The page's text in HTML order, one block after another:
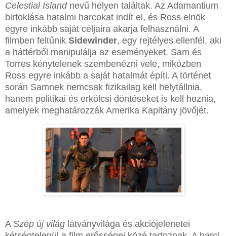
Celestial Islandnevű helyen találtak. Az Adamantium
birtoklása hatalmi harcokat indít el, és Ross elnök
egyre inkább saját céljaira akarja felhasználni. A
filmben feltűnik Sidewinder, egy rejtélyes ellenfél, aki
a háttérből manipulálja az eseményeket. Sam és
Torres kénytelenek szembenézni vele, miközben
Ross egyre inkább a saját hatalmát építi. A történet
során Samnek nemcsak fizikailag kell helytállnia,
hanem politikai és erkölcsi döntéseket is kell hoznia,
amelyek meghatározzák Amerika Kapitány jövőjét.
A Szép új világ látványvilága és akciójelenetei